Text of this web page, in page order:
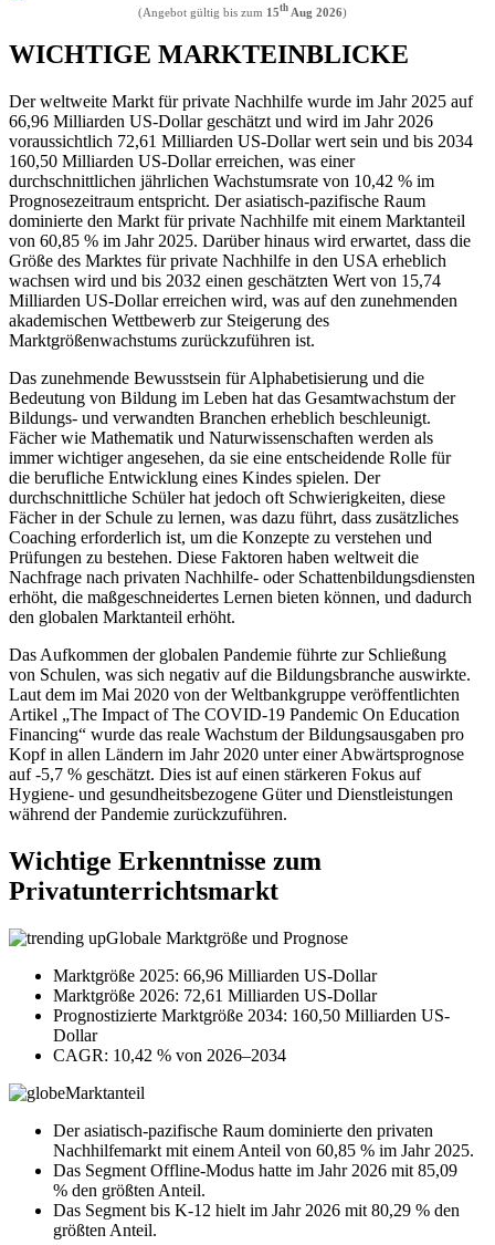
(Angebot gültig bis zum 15thAug 2026)
WICHTIGE MARKTEINBLICKE
Der weltweite Markt für private Nachhilfe wurde im Jahr 2025 auf
66,96 Milliarden US-Dollar geschätzt und wird im Jahr 2026
voraussichtlich 72,61 Milliarden US-Dollar wert sein und bis 2034
160,50 Milliarden US-Dollar erreichen, was einer
durchschnittlichen jährlichen Wachstumsrate von 10,42 % im
Prognosezeitraum entspricht. Der asiatisch-pazifische Raum
dominierte den Markt für private Nachhilfe mit einem Marktanteil
von 60,85 % im Jahr 2025. Darüber hinaus wird erwartet, dass die
Größe des Marktes für private Nachhilfe in den USA erheblich
wachsen wird und bis 2032 einen geschätzten Wert von 15,74
Milliarden US-Dollar erreichen wird, was auf den zunehmenden
akademischen Wettbewerb zur Steigerung des
Marktgrößenwachstums zurückzuführen ist.
Das zunehmende Bewusstsein für Alphabetisierung und die
Bedeutung von Bildung im Leben hat das Gesamtwachstum der
Bildungs- und verwandten Branchen erheblich beschleunigt.
Fächer wie Mathematik und Naturwissenschaften werden als
immer wichtiger angesehen, da sie eine entscheidende Rolle für
die berufliche Entwicklung eines Kindes spielen. Der
durchschnittliche Schüler hat jedoch oft Schwierigkeiten, diese
Fächer in der Schule zu lernen, was dazu führt, dass zusätzliches
Coaching erforderlich ist, um die Konzepte zu verstehen und
Prüfungen zu bestehen. Diese Faktoren haben weltweit die
Nachfrage nach privaten Nachhilfe- oder Schattenbildungsdiensten
erhöht, die maßgeschneidertes Lernen bieten können, und dadurch
den globalen Marktanteil erhöht.
Das Aufkommen der globalen Pandemie führte zur Schließung
von Schulen, was sich negativ auf die Bildungsbranche auswirkte.
Laut dem im Mai 2020 von der Weltbankgruppe veröffentlichten
Artikel „The Impact of The COVID-19 Pandemic On Education
Financing“ wurde das reale Wachstum der Bildungsausgaben pro
Kopf in allen Ländern im Jahr 2020 unter einer Abwärtsprognose
auf -5,7 % geschätzt. Dies ist auf einen stärkeren Fokus auf
Hygiene- und gesundheitsbezogene Güter und Dienstleistungen
während der Pandemie zurückzuführen.
Wichtige Erkenntnisse zum
Privatunterrichtsmarkt
Globale Marktgröße und Prognose
Marktgröße 2025: 66,96 Milliarden US-Dollar
Marktgröße 2026: 72,61 Milliarden US-Dollar
Prognostizierte Marktgröße 2034: 160,50 Milliarden US-
Dollar
CAGR: 10,42 % von 2026–2034
Marktanteil
Der asiatisch-pazifische Raum dominierte den privaten
Nachhilfemarkt mit einem Anteil von 60,85 % im Jahr 2025.
Das Segment Offline-Modus hatte im Jahr 2026 mit 85,09
% den größten Anteil.
Das Segment bis K-12 hielt im Jahr 2026 mit 80,29 % den
größten Anteil.